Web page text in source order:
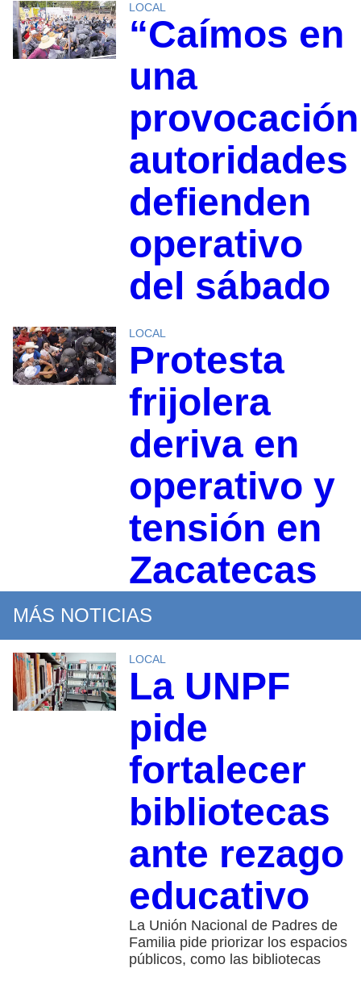
LOCAL
“Caímos en
una
autoridades
defienden
operativo
del sábado
LOCAL
Protesta
frijolera
deriva en
operativo y
tensión en
Zacatecas
MÁS NOTICIAS
LOCAL
La UNPF
pide
fortalecer
bibliotecas
ante rezago
educativo
La Unión Nacional de Padres de
Familia pide priorizar los espacios
públicos, como las bibliotecas